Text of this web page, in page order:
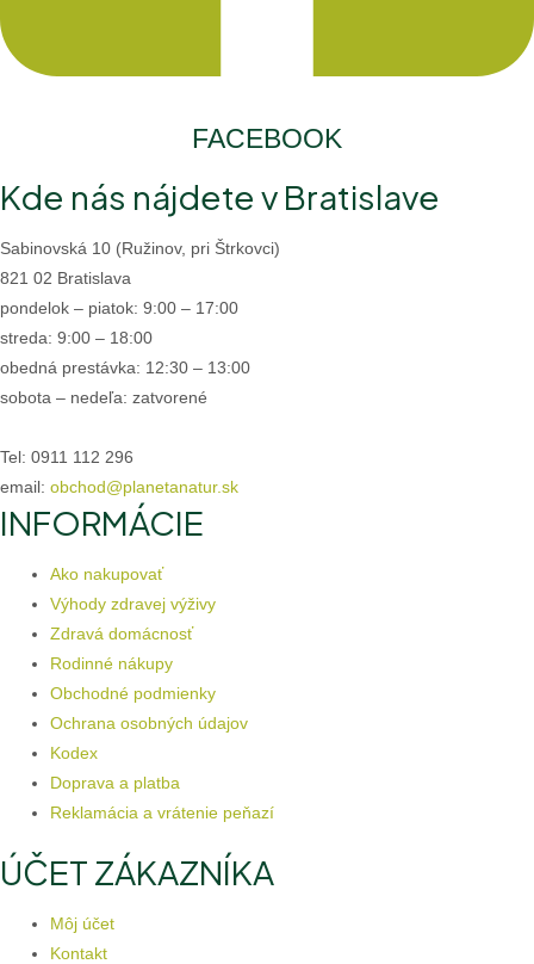
FACEBOOK
Kde nás nájdete v Bratislave
Sabinovská 10 (Ružinov, pri Štrkovci)
821 02 Bratislava
pondelok – piatok: 9:00 – 17:00
streda: 9:00 – 18:00
obedná prestávka: 12:30 – 13:00
sobota – nedeľa: zatvorené
Tel: 0911 112 296
email: obchod@planetanatur.sk
INFORMÁCIE
Ako nakupovať
Výhody zdravej výživy
Zdravá domácnosť
Rodinné nákupy
Obchodné podmienky
Ochrana osobných údajov
Kodex
Doprava a platba
Reklamácia a vrátenie peňazí
ÚČET ZÁKAZNÍKA
Môj účet
Kontakt